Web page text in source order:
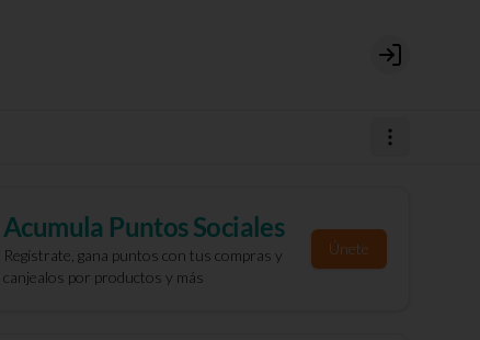
Login
Acumula Puntos Sociales
Regístrate, gana puntos con tus compras y
canjealos por productos y más
Únete